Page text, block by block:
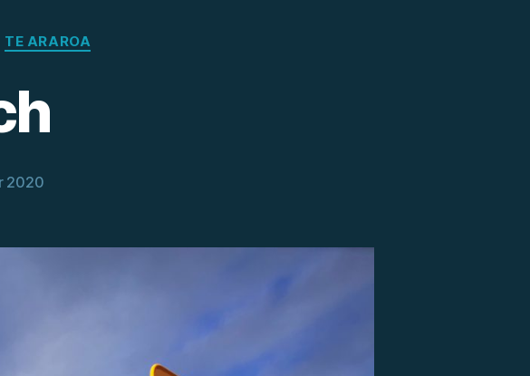
TE ARAROA
2020